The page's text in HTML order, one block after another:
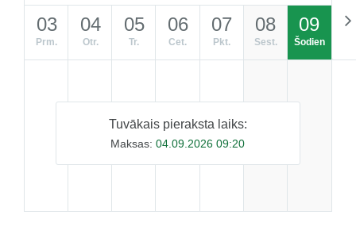
03
Prm.
04
Otr.
05
Tr.
06
Cet.
07
Pkt.
08
Sest.
09
Šodien
Tuvākais pieraksta laiks:
Maksas:04.09.2026 09:20